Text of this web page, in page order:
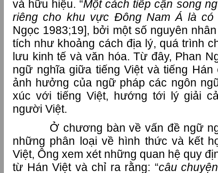
và hữu hiệu. “Một cách tiếp cận song
riêng cho khu vực Đông Nam Á là
Ngọc 1983;19], bởi một số nguyên
tích như khoảng cách địa lý, quá trình
lưu kinh tế và văn hóa. Từ đây, Phan
ngữ nghĩa giữa tiếng Việt và tiếng
ảnh hưởng của ngữ pháp các ngôn
xúc với tiếng Việt, hướng tới lý giải
người Việt.
Ở chương bàn về vấn đề ngữ
những phân loại về hình thức và kết
Việt, Ông xem xét những quan hệ quy
từ Hán Việt và chỉ ra rằng: “câu